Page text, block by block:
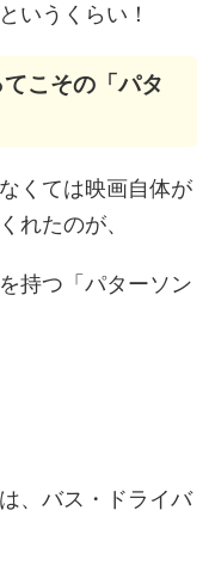
いうくらい！
こその「パタ
くては映画自体が
れたのが、
持つ「パターソン
、バス・ドライバ